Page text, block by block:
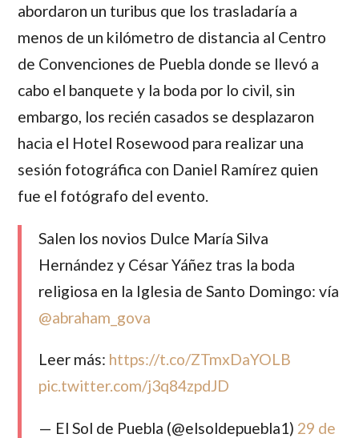
abordaron un turibus que los trasladaría a
menos de un kilómetro de distancia al Centro
de Convenciones de Puebla donde se llevó a
cabo el banquete y la boda por lo civil, sin
embargo, los recién casados se desplazaron
hacia el Hotel Rosewood para realizar una
sesión fotográfica con Daniel Ramírez quien
fue el fotógrafo del evento.
Salen los novios Dulce María Silva
Hernández y César Yáñez tras la boda
religiosa en la Iglesia de Santo Domingo: vía
@abraham_gova
Leer más: https://t.co/ZTmxDaYOLB
pic.twitter.com/j3q84zpdJD
— El Sol de Puebla (@elsoldepuebla1) 29 de